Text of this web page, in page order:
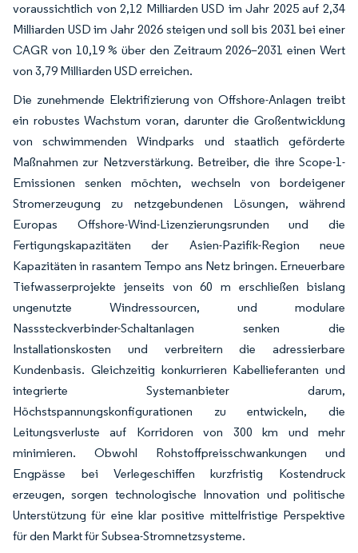
voraussichtlich von 2,12 Milliarden USD im Jahr 2025 auf 2,34
Milliarden USD im Jahr 2026 steigen und soll bis 2031 bei einer
CAGR von 10,19 % über den Zeitraum 2026–2031 einen Wert
von 3,79 Milliarden USD erreichen.
Die zunehmende Elektrifizierung von Offshore-Anlagen treibt
ein robustes Wachstum voran, darunter die Großentwicklung
von schwimmenden Windparks und staatlich geförderte
Maßnahmen zur Netzverstärkung. Betreiber, die ihre Scope-1-
Emissionen senken möchten, wechseln von bordeigener
Stromerzeugung zu netzgebundenen Lösungen, während
Europas Offshore-Wind-Lizenzierungsrunden und die
Fertigungskapazitäten der Asien-Pazifik-Region neue
Kapazitäten in rasantem Tempo ans Netz bringen. Erneuerbare
Tiefwasserprojekte jenseits von 60 m erschließen bislang
ungenutzte Windressourcen, und modulare
Nasssteckverbinder-Schaltanlagen senken die
Installationskosten und verbreitern die adressierbare
Kundenbasis. Gleichzeitig konkurrieren Kabellieferanten und
integrierte Systemanbieter darum,
Höchstspannungskonfigurationen zu entwickeln, die
Leitungsverluste auf Korridoren von 300 km und mehr
minimieren. Obwohl Rohstoffpreisschwankungen und
Engpässe bei Verlegeschiffen kurzfristig Kostendruck
erzeugen, sorgen technologische Innovation und politische
Unterstützung für eine klar positive mittelfristige Perspektive
für den Markt für Subsea-Stromnetzsysteme.